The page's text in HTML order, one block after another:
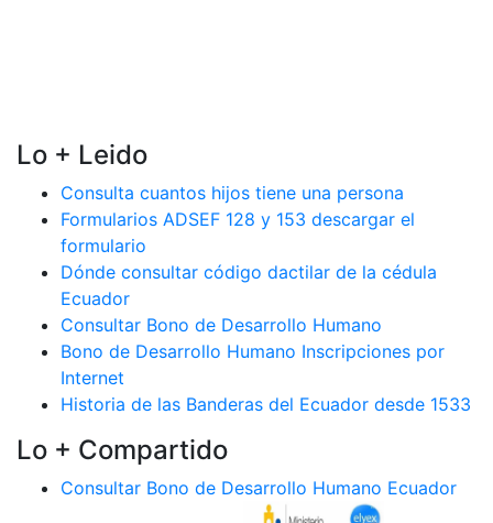
Lo + Leido
Consulta cuantos hijos tiene una persona
Formularios ADSEF 128 y 153 descargar el
formulario
Dónde consultar código dactilar de la cédula
Ecuador
Consultar Bono de Desarrollo Humano
Bono de Desarrollo Humano Inscripciones por
Internet
Historia de las Banderas del Ecuador desde 1533
Lo + Compartido
Consultar Bono de Desarrollo Humano Ecuador